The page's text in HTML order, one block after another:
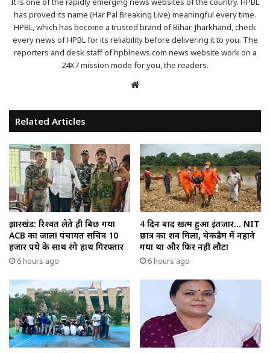
has proved its name (Har Pal Breaking Live) meaningful every time.
HPBL, which has become a trusted brand of Bihar-Jharkhand, check
every news of HPBL for its reliability before delivering it to you. The
reporters and desk staff of hpblnews.com news website work on a
24X7 mission mode for you, the readers.
Related Articles
झारखंड: रिश्वत लेते ही बिछ गया
ACB का जाल! पंचायत सचिव 10
हजार रुपये के साथ रंगे हाथ गिरफ्तार
6 hours ago
4 दिन बाद खत्म हुआ इंतजार… NIT
छात्र का शव मिला, चेकडैम में नहाने
गया था और फिर नहीं लौटा
6 hours ago